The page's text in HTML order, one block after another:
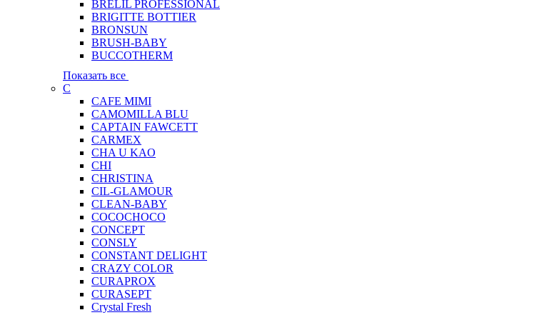
BRELIL PROFESSIONAL
BRIGITTE BOTTIER
BRONSUN
BRUSH-BABY
BUCCOTHERM
Показать все
C
CAFE MIMI
CAMOMILLA BLU
CAPTAIN FAWCETT
CARMEX
CHA U KAO
CHI
CHRISTINA
CIL-GLAMOUR
CLEAN-BABY
COCOCHOCO
CONCEPT
CONSLY
CONSTANT DELIGHT
CRAZY COLOR
CURAPROX
CURASEPT
Crystal Fresh